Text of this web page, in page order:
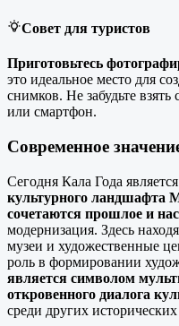
Совет для туристов
Приготовьтесь
это идеальное место для
снимков. Не забудьте взять
или смартфон.
Современное
Сегодня Кала Года является
культурного ландшафта
сочетаются прошлое и
модернизация. Здесь
музеи и художественные
роль в формировании
является символом
откровенного диалога
среди других